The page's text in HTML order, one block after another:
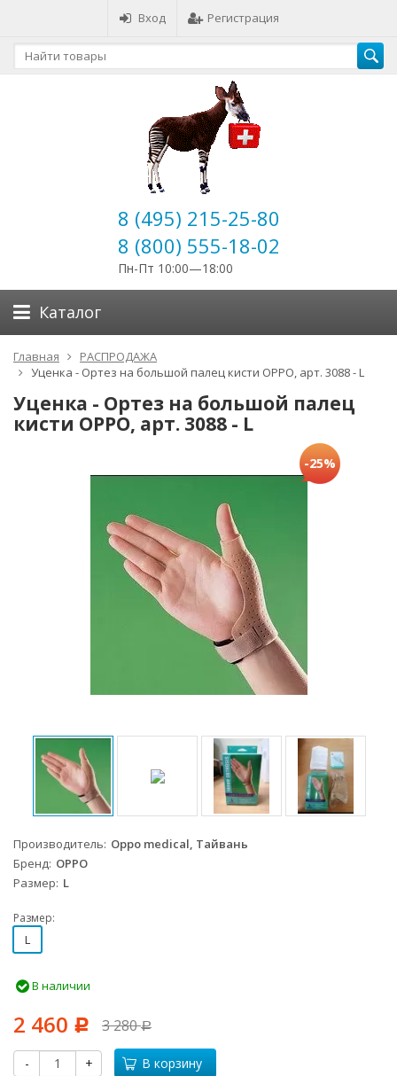
Вход Регистрация
8 (495) 215-25-80
8 (800) 555-18-02
Пн-Пт 10:00—18:00
Каталог
Главная
РАСПРОДАЖА
Уценка - Ортез на большой палец кисти OPPO, арт. 3088 - L
Уценка - Ортез на большой палец
кисти OPPO, арт. 3088 - L
-25%
Производитель Oppo medical, Тайвань
Бренд OPPO
Размер L
Размер:
L
В наличии
2 460 Р 3 280Р
- + В корзину